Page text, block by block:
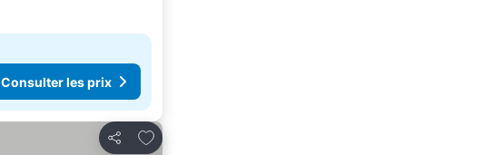
Consulter les prix
Partager
Ajouter à mes favoris